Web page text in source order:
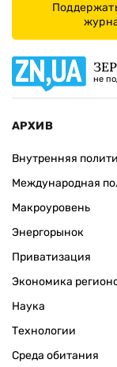
не
АРХИВ
Внутренняя
Международная
Макроуровень
Энергорынок
Приватизация
Экономика
Наука
Технологии
Среда обитания